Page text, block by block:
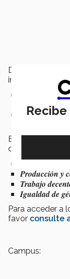
Desde este
integra los
obligatorio
Los3
podía
En este ranking,
desempeño en
Producción y
Trabajo
Igualdad de
Para acceder a
favor consulte
Campus: